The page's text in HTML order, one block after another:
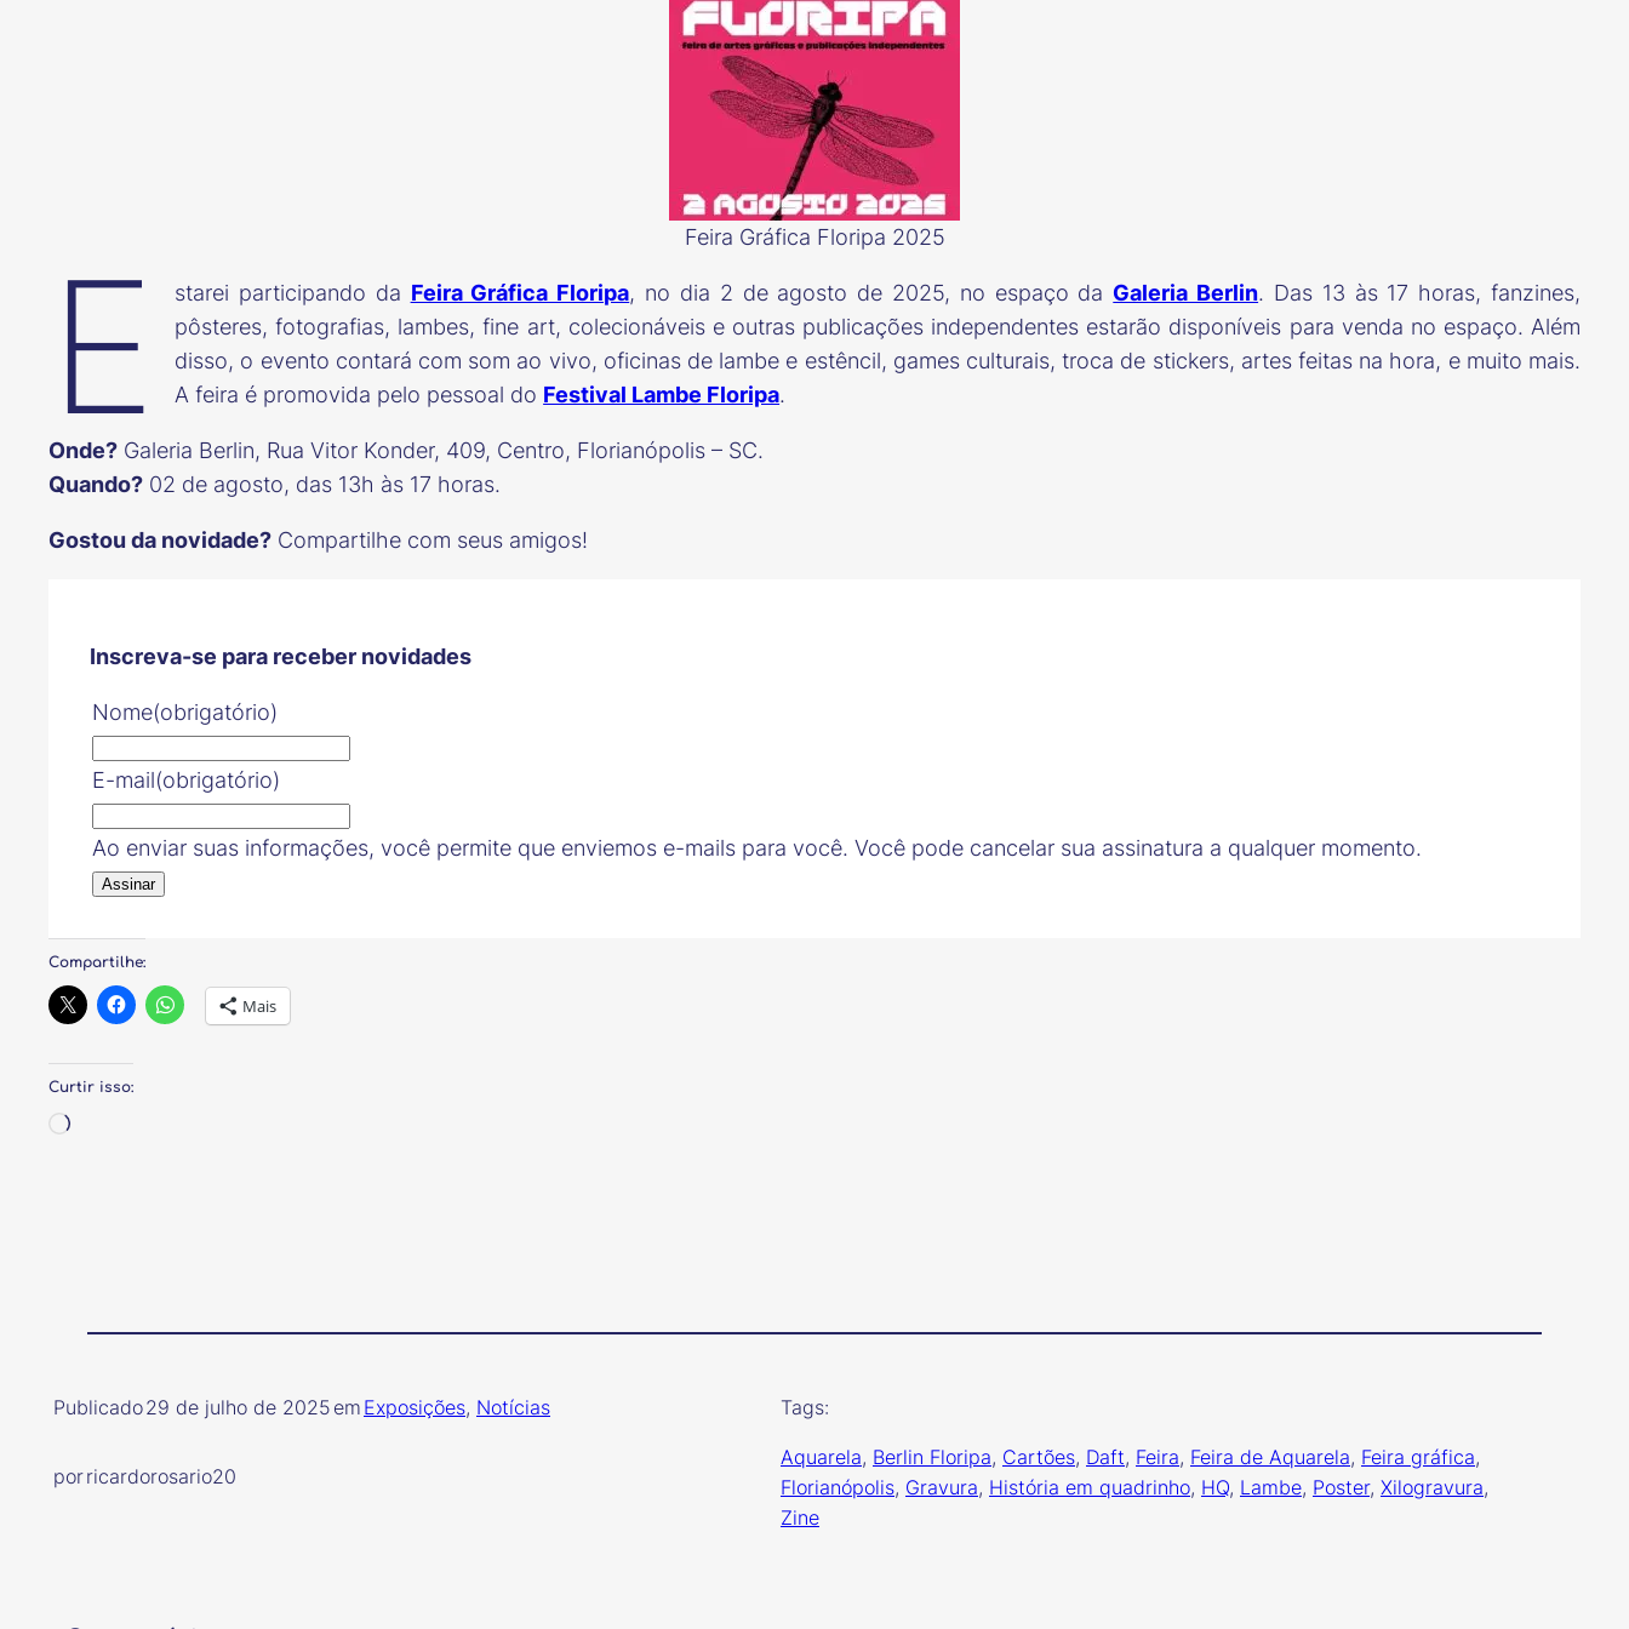
Feira Gráfica Floripa 2025
E starei participando da Feira Gráfica Floripa, no dia 2 de agosto de 2025, no espaço da Galeria Berlin. Das 13 às 17 horas, fanzines,
pôsteres, fotografias, lambes, fine art, colecionáveis e outras publicações independentes estarão disponíveis para venda no espaço. Além
disso, o evento contará com som ao vivo, oficinas de lambe e estêncil, games culturais, troca de stickers, artes feitas na hora, e muito mais.
A feira é promovida pelo pessoal do Festival Lambe Floripa.
Onde? Galeria Berlin, Rua Vitor Konder, 409, Centro, Florianópolis – SC.
Quando? 02 de agosto, das 13h às 17 horas.
Gostou da novidade? Compartilhe com seus amigos!
Inscreva-se para receber novidades
Nome(obrigatório)
E-mail(obrigatório)
Ao enviar suas informações, você permite que enviemos e-mails para você. Você pode cancelar sua assinatura a qualquer momento.
Assinar
Compartilhe:
Mais
Curtir isso:
Carregando…
Publicado29 de julho de 2025 em Exposições, Notícias
porricardorosario20
Tags:
Aquarela, Berlin Floripa, Cartões, Daft, Feira, Feira de Aquarela, Feira gráfica
Florianópolis, Gravura, História em quadrinho, HQ, Lambe, Poster, Xilogravura
Zine